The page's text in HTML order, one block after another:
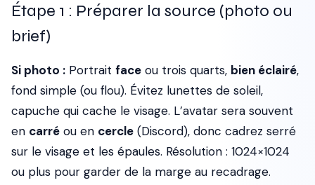
Étape 1 : Préparer la source (photo ou
brief)
Si photo : Portrait face ou trois quarts, bien éclairé,
fond simple (ou flou). Évitez lunettes de soleil,
capuche qui cache le visage. L’avatar sera souvent
en carré ou en cercle (Discord), donc cadrez serré
sur le visage et les épaules. Résolution : 1024×1024
ou plus pour garder de la marge au recadrage.